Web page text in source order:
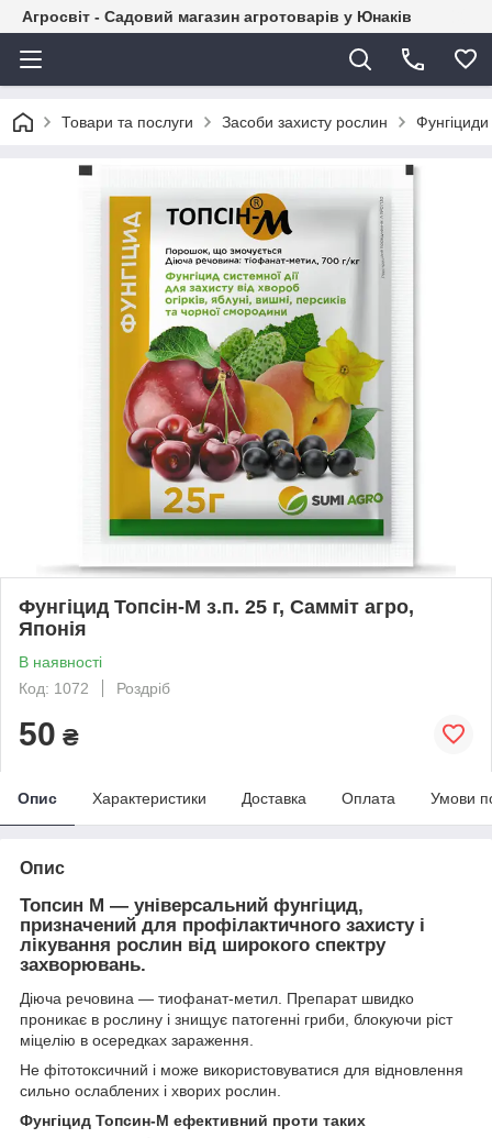
Агросвіт - Садовий магазин агротоварів у Юнаків
Товари та послуги Засоби захисту рослин Фунгіциди
Фунгіцид Топсін-М з.п. 25 г, Самміт агро,
Японія
В наявності
Код: 1072
Роздріб
50 ₴
Опис Характеристики Доставка Оплата Умови
Опис
Топсин М — універсальний фунгіцид,
призначений для профілактичного захисту і
лікування рослин від широкого спектру
захворювань.
Діюча речовина — тиофанат-метил. Препарат швидко
проникає в рослину і знищує патогенні гриби, блокуючи ріст
міцелію в осередках зараження.
Не фітотоксичний і може використовуватися для відновлення
сильно ослаблених і хворих рослин.
Фунгіцид Топсин-М ефективний проти таких